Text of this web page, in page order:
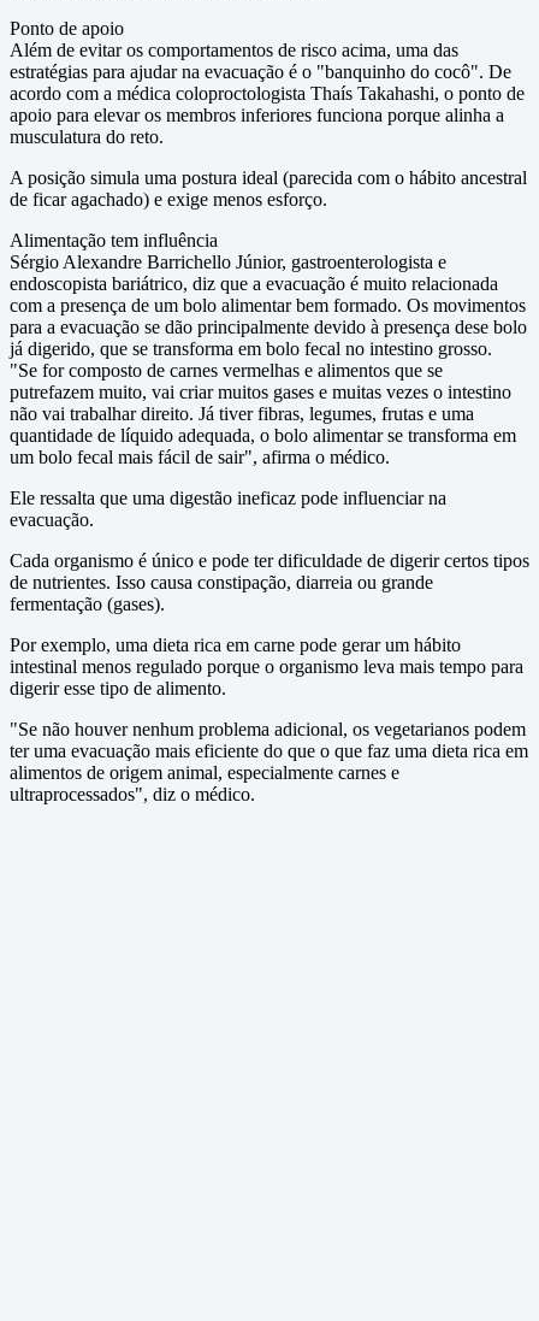
Ponto de apoio
Além de evitar os comportamentos de risco acima, uma das
estratégias para ajudar na evacuação é o "banquinho do cocô". De
acordo com a médica coloproctologista Thaís Takahashi, o ponto de
apoio para elevar os membros inferiores funciona porque alinha a
musculatura do reto.
A posição simula uma postura ideal (parecida com o hábito ancestral
de ficar agachado) e exige menos esforço.
Alimentação tem influência
Sérgio Alexandre Barrichello Júnior, gastroenterologista e
endoscopista bariátrico, diz que a evacuação é muito relacionada
com a presença de um bolo alimentar bem formado. Os movimentos
para a evacuação se dão principalmente devido à presença dese bolo
já digerido, que se transforma em bolo fecal no intestino grosso.
"Se for composto de carnes vermelhas e alimentos que se
putrefazem muito, vai criar muitos gases e muitas vezes o intestino
não vai trabalhar direito. Já tiver fibras, legumes, frutas e uma
quantidade de líquido adequada, o bolo alimentar se transforma em
um bolo fecal mais fácil de sair", afirma o médico.
Ele ressalta que uma digestão ineficaz pode influenciar na
evacuação.
Cada organismo é único e pode ter dificuldade de digerir certos tipos
de nutrientes. Isso causa constipação, diarreia ou grande
fermentação (gases).
Por exemplo, uma dieta rica em carne pode gerar um hábito
intestinal menos regulado porque o organismo leva mais tempo para
digerir esse tipo de alimento.
"Se não houver nenhum problema adicional, os vegetarianos podem
ter uma evacuação mais eficiente do que o que faz uma dieta rica em
alimentos de origem animal, especialmente carnes e
ultraprocessados", diz o médico.